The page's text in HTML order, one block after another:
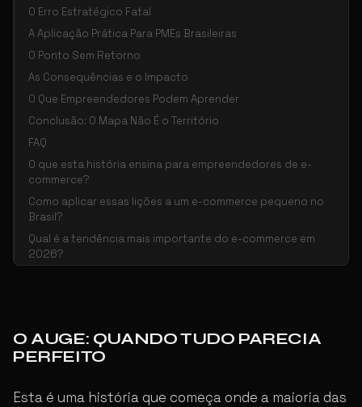
O Erro Estratégico Fatal
A Aplicação Prática Para PMEs Brasileiras
O Ponto Sem Retorno
As Consequências e o Impacto
O Que Empreendedores Podem Aprender
Conclusão: O Mapa Não É o Território
FAQ
O que esta história ensina para empreendedores de e-
commerce?
Como aplicar essas lições a um e-commerce pequeno no
Brasil?
Qual é a tendência mais importante do e-commerce em
2026?
O AUGE: QUANDO TUDO PARECIA
PERFEITO
Esta é uma história que começa onde a maioria das